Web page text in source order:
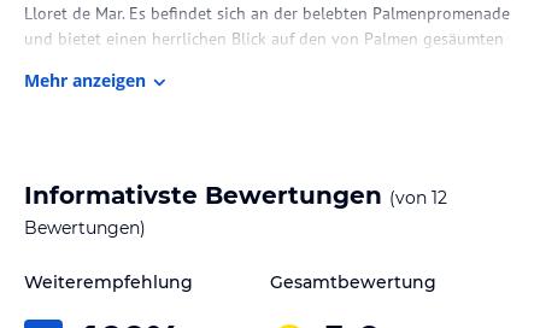
Lloret de Mar. Es befindet sich an der belebten Palmenpromenade
und bietet einen herrlichen Blick auf den von Palmen gesäumten
Unterhaltungsmöglichkeiten und die nächste Anbindung an das
Zimmer / Unterbringung im Hotel
minimalistisch eingerichtet. Sie verfügen über Fliesenböden,
Mehr anzeigen
Informativste Bewertungen (von 12
Bewertungen)
Weiterempfehlung Gesamtbewertung